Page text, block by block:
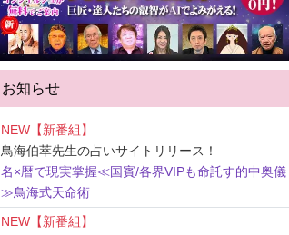
お知らせ
NEW【新番組】
鳥海伯萃先生の占いサイトリリース！
名×暦で現実掌握≪国賓/各界VIPも命託す的中奥儀
≫鳥海式天命術
NEW【新番組】